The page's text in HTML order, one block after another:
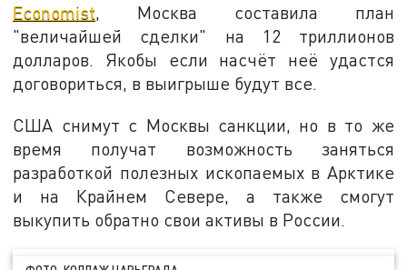
Economist, Москва составила план
"величайшей сделки" на 12 триллионов
долларов. Якобы если насчёт неё удастся
договориться, в выигрыше будут все.
США снимут с Москвы санкции, но в то же
время получат возможность заняться
разработкой полезных ископаемых в Арктике
и на Крайнем Севере, а также смогут
выкупить обратно свои активы в России.